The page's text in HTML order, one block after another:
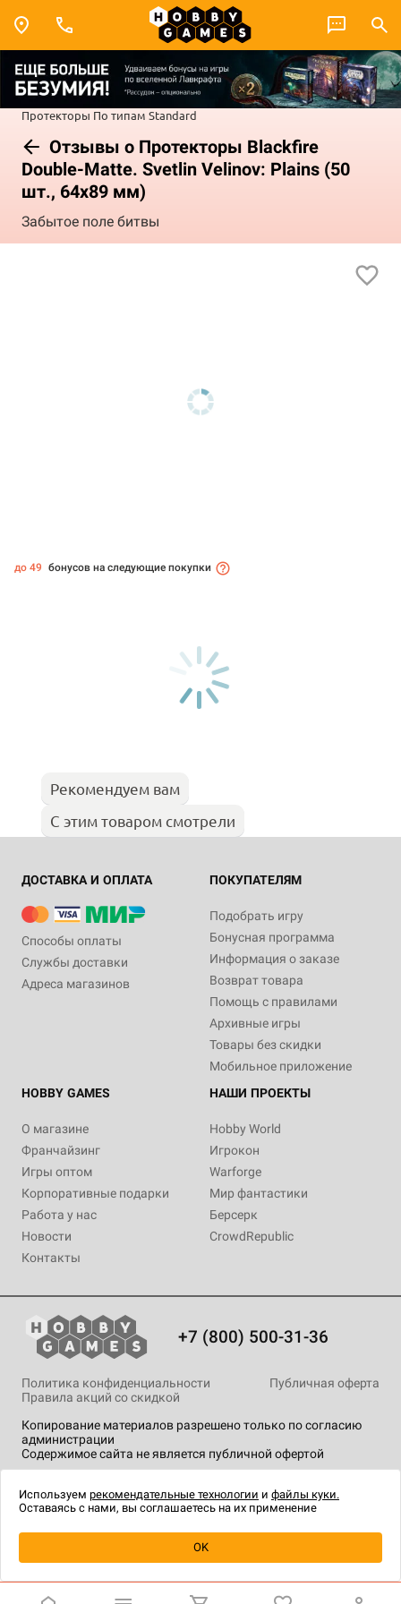
Протекторы По типам Standard
Отзывы о Протекторы Blackfire
Double-Matte. Svetlin Velinov: Plains (50
шт., 64x89 мм)
Забытое поле битвы
Уведомить о наличии
до 49 бонусов на следующие покупки
Рекомендуем вам
С этим товаром смотрели
ДОСТАВКА И ОПЛАТА
Способы оплаты
Службы доставки
Адреса магазинов
ПОКУПАТЕЛЯМ
Подобрать игру
Бонусная программа
Информация о заказе
Возврат товара
Помощь с правилами
Архивные игры
Товары без скидки
Мобильное приложение
HOBBY GAMES
О магазине
Франчайзинг
Игры оптом
Корпоративные подарки
Работа у нас
Новости
Контакты
НАШИ ПРОЕКТЫ
Hobby World
Игрокон
Warforge
Мир фантастики
Берсерк
CrowdRepublic
+7 (800) 500-31-36
Копирование материалов разрешено только по согласию
администрации
Содержимое сайта не является публичной офертой
Политика конфиденциальности
Публичная оферта
Правила акций со скидкой
технологии.
Используем рекомендательные технологии и файлы куки.
Оставаясь с нами, вы соглашаетесь на их применение
OK